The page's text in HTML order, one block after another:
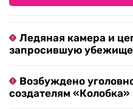
Ледяная камера и
запросившую
Возбуждено
создателям «Колобка»